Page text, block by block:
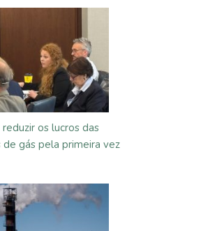
os lucros das
de gás pela primeira vez